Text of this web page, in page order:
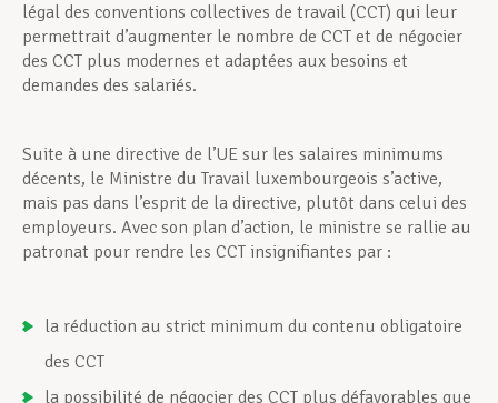
légal des conventions collectives de travail (CCT) qui leur
permettrait d’augmenter le nombre de CCT et de négocier
des CCT plus modernes et adaptées aux besoins et
demandes des salariés.
Suite à une directive de l’UE sur les salaires minimums
décents, le Ministre du Travail luxembourgeois s’active,
mais pas dans l’esprit de la directive, plutôt dans celui des
employeurs. Avec son plan d’action, le ministre se rallie au
patronat pour rendre les CCT insignifiantes par :
la réduction au strict minimum du contenu obligatoire
des CCT
la possibilité de négocier des CCT plus défavorables que